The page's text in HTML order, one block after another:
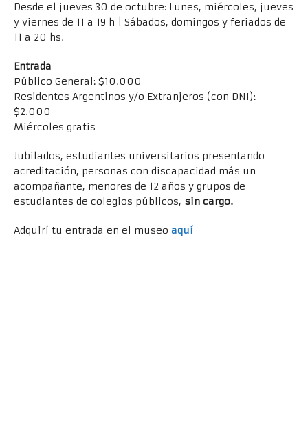
Desde el jueves 30 de octubre: Lunes, miércoles, jueves
y viernes de 11 a 19 h | Sábados, domingos y feriados de
11 a 20 hs.
Entrada
Público General: $10.000
Residentes Argentinos y/o Extranjeros (con DNI):
$2.000
Miércoles gratis
Jubilados, estudiantes universitarios presentando
acreditación, personas con discapacidad más un
acompañante, menores de 12 años y grupos de
estudiantes de colegios públicos, sin cargo.
Adquirí tu entrada en el museo aquí